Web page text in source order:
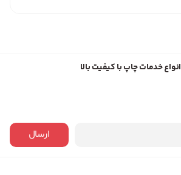
انواع خدمات چاپ با کیفیت بالا
ارسال